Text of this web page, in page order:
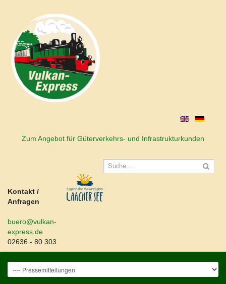
Zum Angebot für Güterverkehrs- und Infrastrukturkunden
Kontakt /
Anfragen
buero@vulkan-
express.de
02636 - 80 303